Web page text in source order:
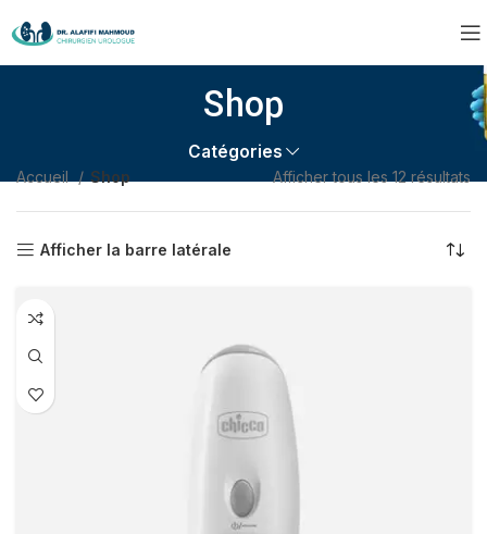
Shop
Catégories
Accueil Shop Afficher tous les 12 résultats
Afficher la barre latérale